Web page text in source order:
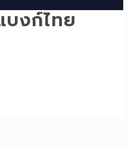
บงก์ไทย